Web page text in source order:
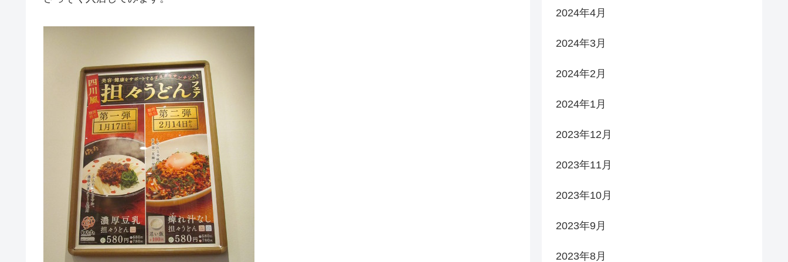
2024年4月
2024年3月
2024年2月
2024年1月
2023年12月
2023年11月
2023年10月
2023年9月
2023年8月